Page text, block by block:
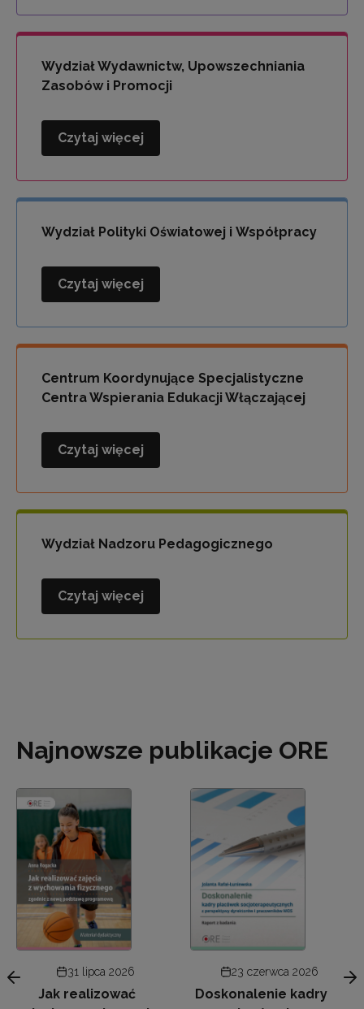
Językowych
i
Międzynarodowej
Wydział Wydawnictw, Upowszechniania
Zasobów i Promocji
Wydział
Upowszechniania
Zasobów
Promocji
Czytaj więcej
Wydział Polityki Oświatowej i Współpracy
Wydział
Oświatowej
i
Czytaj więcej
Centrum Koordynujące Specjalistyczne
Centra Wspierania Edukacji Włączającej
Centrum
Specjalistyczne
Centra
Edukacji
Czytaj więcej
Wydział Nadzoru Pedagogicznego
Wydział
Pedagogicznego
Czytaj więcej
Najnowsze publikacje ORE
31 lipca 2026
Jak realizować
23 czerwca 2026
Doskonalenie kadry